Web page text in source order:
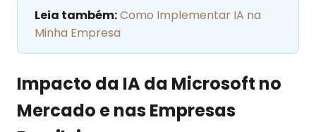
Leia também:Como Implementar IA na
Minha Empresa
Impacto da IA da Microsoft no
Mercado e nas Empresas